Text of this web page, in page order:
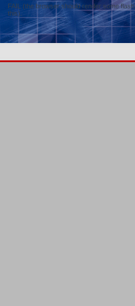
FAIL (the browser should render some
this).